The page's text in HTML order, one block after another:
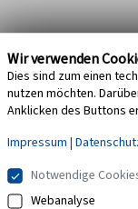
Wir verwenden
Dies sind zum einen
nutzen möchten.
Anklicken des Buttons
Impressum |
Notwendige
Webanalyse